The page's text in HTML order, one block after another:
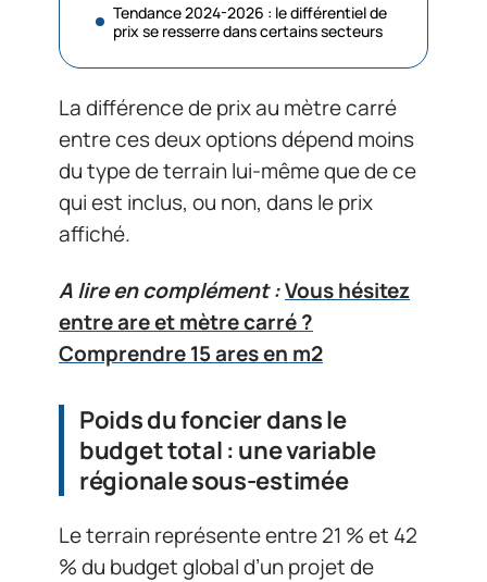
Tendance 2024-2026 : le différentiel de
prix se resserre dans certains secteurs
La différence de prix au mètre carré
entre ces deux options dépend moins
du type de terrain lui-même que de ce
qui est inclus, ou non, dans le prix
affiché.
A lire en complément :Vous hésitez
entre are et mètre carré ?
Comprendre 15 ares en m2
Poids du foncier dans le
budget total : une variable
régionale sous-estimée
Le terrain représente entre 21 % et 42
% du budget global d’un projet de